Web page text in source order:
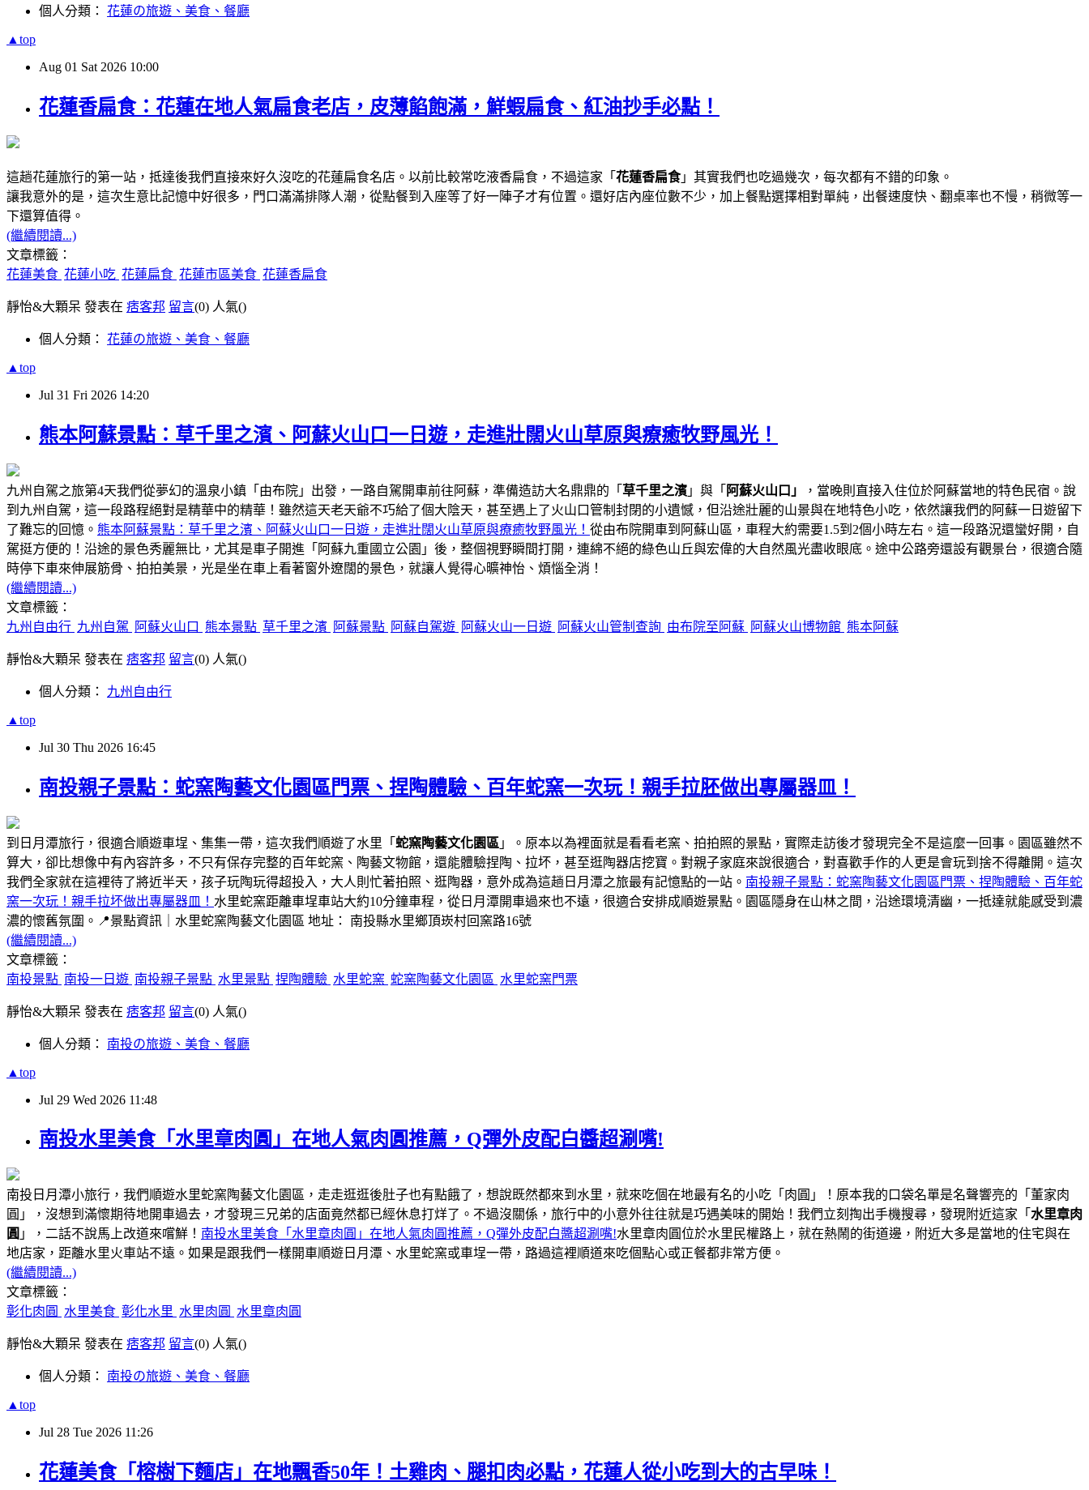
個人分類： 花蓮の旅遊、美食、餐廳
▲top
Aug 01 Sat 2026 10:00
花蓮香扁食：花蓮在地人氣扁食老店，皮薄餡飽滿，鮮蝦扁食、紅油抄手必點！
這趟花蓮旅行的第一站，抵達後我們直接來好久沒吃的花蓮扁食名店。以前比較常吃液香扁食，不過這家「 花蓮香扁食」其實我們也吃過幾次，每次都有不錯的印象。
讓我意外的是，這次生意比記憶中好很多，門口滿滿排隊人潮，從點餐到入座等了好一陣子才有位置。還好店內座位數不少，加上餐點選擇相對單純，出餐速度快、翻桌率也不慢，稍微等一
下還算值得。
(繼續閱讀...)
文章標籤：
花蓮美食 花蓮小吃 花蓮扁食 花蓮市區美食 花蓮香扁食
靜怡&大顆呆 發表在 痞客邦 留言(0) 人氣()
個人分類： 花蓮の旅遊、美食、餐廳
▲top
Jul 31 Fri 2026 14:20
熊本阿蘇景點：草千里之濱、阿蘇火山口一日遊，走進壯闊火山草原與療癒牧野風光！
九州自駕之旅第4天我們從夢幻的溫泉小鎮「由布院」出發，一路自駕開車前往阿蘇，準備造訪大名鼎鼎的「 草千里之濱 」與「 阿蘇火山口」
，當晚則直接入住位於阿蘇當地的特色民宿。說
到九州自駕，這一段路程絕對是精華中的精華！雖然這天老天爺不巧給了個大陰天，甚至遇上了火山口管制封閉的小遺憾，但沿途壯麗的山景與在地特色小吃，依然讓我們的阿蘇一日遊留下
了難忘的回憶。 熊本阿蘇景點：草千里之濱、阿蘇火山口一日遊，走進壯闊火山草原與療癒牧野風光！ 從由布院開車到阿蘇山區，車程大約需要1.5到2個小時左右。這一段路況還蠻好開，自
駕挺方便的！沿途的景色秀麗無比，尤其是車子開進「阿蘇九重國立公園」後，整個視野瞬間打開，連綿不絕的綠色山丘與宏偉的大自然風光盡收眼底。途中公路旁還設有觀景台，很適合隨
時停下車來伸展筋骨、拍拍美景，光是坐在車上看著窗外遼闊的景色，就讓人覺得心曠神怡、煩惱全消！
(繼續閱讀...)
文章標籤：
九州自由行 九州自駕 阿蘇火山口 熊本景點 草千里之濱 阿蘇景點 阿蘇自駕遊 阿蘇火山一日遊 阿蘇火山管制查詢 由布院至阿蘇 阿蘇火山博物館 熊本阿蘇
靜怡&大顆呆 發表在 痞客邦 留言(0) 人氣()
個人分類： 九州自由行
▲top
Jul 30 Thu 2026 16:45
南投親子景點：蛇窯陶藝文化園區門票、捏陶體驗、百年蛇窯一次玩！親手拉胚做出專屬器皿！
到日月潭旅行，很適合順遊車埕、集集一帶，這次我們順遊了水里「 蛇窯陶藝文化園區 」。原本以為裡面就是看看老窯、拍拍照的景點，實際走訪後才發現完全不是這麼一回事。園區雖然不
算大，卻比想像中有內容許多，不只有保存完整的百年蛇窯、陶藝文物館，還能體驗捏陶、拉坏，甚至逛陶器店挖寶。對親子家庭來說很適合，對喜歡手作的人更是會玩到捨不得離開。這次
我們全家就在這裡待了將近半天，孩子玩陶玩得超投入，大人則忙著拍照、逛陶器，意外成為這趟日月潭之旅最有記憶點的一站。 南投親子景點：蛇窯陶藝文化園區門票、捏陶體驗、百年蛇
窯一次玩！親手拉坏做出專屬器皿！ 水里蛇窯距離車埕車站大約10分鐘車程，從日月潭開車過來也不遠，很適合安排成順遊景點。園區隱身在山林之間，沿途環境清幽，一抵達就能感受到濃
濃的懷舊氛圍。📍景點資訊｜水里蛇窯陶藝文化園區 地址： 南投縣水里鄉頂崁村回窯路16號
(繼續閱讀...)
文章標籤：
南投景點 南投一日遊 南投親子景點 水里景點 捏陶體驗 水里蛇窯 蛇窯陶藝文化園區 水里蛇窯門票
靜怡&大顆呆 發表在 痞客邦 留言(0) 人氣()
個人分類： 南投の旅遊、美食、餐廳
▲top
Jul 29 Wed 2026 11:48
南投水里美食「水里章肉圓」在地人氣肉圓推薦，Q彈外皮配白醬超涮嘴!
南投日月潭小旅行，我們順遊水里蛇窯陶藝文化園區，走走逛逛後肚子也有點餓了，想說既然都來到水里，就來吃個在地最有名的小吃「肉圓」！原本我的口袋名單是名聲響亮的「董家肉
圓」，沒想到滿懷期待地開車過去，才發現三兄弟的店面竟然都已經休息打烊了。不過沒關係，旅行中的小意外往往就是巧遇美味的開始！我們立刻掏出手機搜尋，發現附近這家「 水里章肉
圓 」，二話不說馬上改道來嚐鮮！ 南投水里美食「水里章肉圓」在地人氣肉圓推薦，Q彈外皮配白醬超涮嘴!水里章肉圓位於水里民權路上，就在熱鬧的街道邊，附近大多是當地的住宅與在
地店家， 距離水里火車站不遠 。如果是跟我們一樣開車順遊日月潭、水里蛇窯或車埕一帶，路過這裡順道來吃個點心或正餐都非常方便。
(繼續閱讀...)
文章標籤：
彰化肉圓
水里美食 彰化水里 水里肉圓 水里章肉圓
靜怡&大顆呆 發表在 痞客邦 留言(0) 人氣()
個人分類： 南投の旅遊、美食、餐廳
▲top
Jul 28 Tue 2026 11:26
花蓮美食「榕樹下麵店」在地飄香50年！土雞肉、腿扣肉必點，花蓮人從小吃到大的古早味！